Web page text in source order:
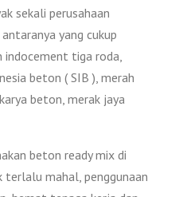
sekali perusahaan
yang cukup
tiga roda,
beton ( SIB ), merah
beton, merak jaya
beton ready mix di
terlalu mahal, penggunaan